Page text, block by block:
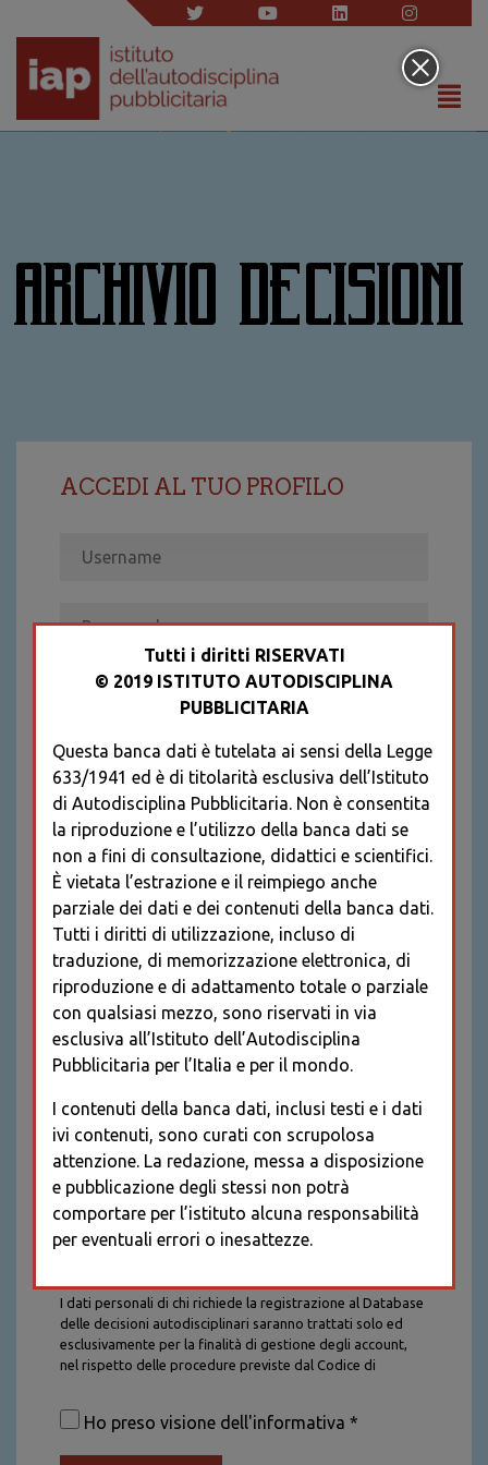
ARCHIVIO DECISIONI
ACCEDI AL TUO PROFILO
Recupera password
REGISTRATI
* I CAMPI CONTRASSEGNATI SONO
OBBLIGATORI
I dati personali di chi richiede la registrazione al Database
delle decisioni autodisciplinari saranno trattati solo ed
esclusivamente per la finalità di gestione degli account,
nel rispetto delle procedure previste dal Codice di
saranno trattati con tutte le cautele richieste dalla legge e
saranno conservati per la durata stabilita caso per caso
Ho preso visione dell'informativa *
Tutti i diritti RISERVATI
© 2019 ISTITUTO AUTODISCIPLINA
PUBBLICITARIA
Questa banca dati è tutelata ai sensi della Legge
633/1941 ed è di titolarità esclusiva dell’Istituto
di Autodisciplina Pubblicitaria. Non è consentita
la riproduzione e l’utilizzo della banca dati se
non a fini di consultazione, didattici e scientifici.
È vietata l’estrazione e il reimpiego anche
parziale dei dati e dei contenuti della banca dati.
Tutti i diritti di utilizzazione, incluso di
traduzione, di memorizzazione elettronica, di
riproduzione e di adattamento totale o parziale
con qualsiasi mezzo, sono riservati in via
esclusiva all’Istituto dell’Autodisciplina
Pubblicitaria per l’Italia e per il mondo.
I contenuti della banca dati, inclusi testi e i dati
ivi contenuti, sono curati con scrupolosa
attenzione. La redazione, messa a disposizione
e pubblicazione degli stessi non potrà
comportare per l’istituto alcuna responsabilità
per eventuali errori o inesattezze.